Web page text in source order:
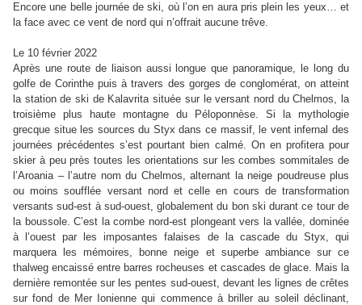
Encore une belle journée de ski, où l’on en aura pris plein les yeux… et
la face avec ce vent de nord qui n’offrait aucune trêve.
Le 10 février 2022
Après une route de liaison aussi longue que panoramique, le long du
golfe de Corinthe puis à travers des gorges de conglomérat, on atteint
la station de ski de Kalavrita située sur le versant nord du Chelmos, la
troisième plus haute montagne du Péloponnèse. Si la mythologie
grecque situe les sources du Styx dans ce massif, le vent infernal des
journées précédentes s’est pourtant bien calmé. On en profitera pour
skier à peu près toutes les orientations sur les combes sommitales de
l’Aroania – l’autre nom du Chelmos, alternant la neige poudreuse plus
ou moins soufflée versant nord et celle en cours de transformation
versants sud-est à sud-ouest, globalement du bon ski durant ce tour de
la boussole. C’est la combe nord-est plongeant vers la vallée, dominée
à l’ouest par les imposantes falaises de la cascade du Styx, qui
marquera les mémoires, bonne neige et superbe ambiance sur ce
thalweg encaissé entre barres rocheuses et cascades de glace. Mais la
dernière remontée sur les pentes sud-ouest, devant les lignes de crêtes
sur fond de Mer Ionienne qui commence à briller au soleil déclinant,